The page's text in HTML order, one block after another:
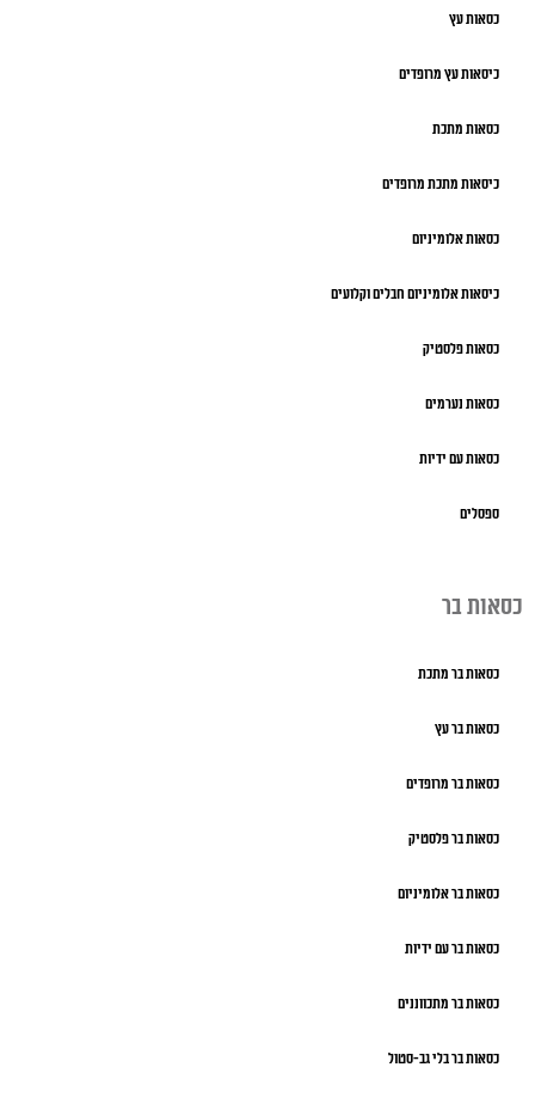
כסאות עץ
כיסאות עץ מרופדים
כסאות מתכת
כיסאות מתכת מרופדים
כסאות אלומיניום
כיסאות אלומיניום חבלים וקלועים
כסאות פלסטיק
כסאות נערמים
כסאות עם ידיות
ספסלים
כסאות בר
כסאות בר מתכת
כסאות בר עץ
כסאות בר מרופדים
כסאות בר פלסטיק
כסאות בר אלומיניום
כסאות בר עם ידיות
כסאות בר מתכווננים
כסאות בר בלי גב-סטול